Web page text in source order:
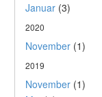
Januar (3)
2020
November (1)
2019
November (1)